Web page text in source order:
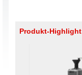
Produkt-Highlight